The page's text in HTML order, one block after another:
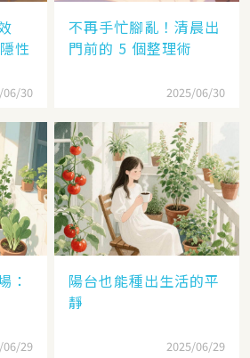
性
06/30
不再手忙腳亂！清晨出
門前的 5 個整理術
2025/06/30
：
06/29
陽台也能種出生活的平
靜
2025/06/29